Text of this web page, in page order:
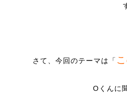
さて、今回のテーマは「
Oくんに